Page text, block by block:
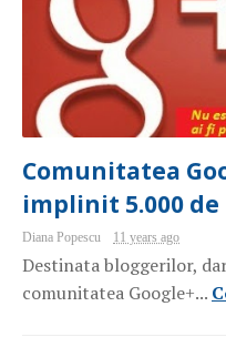
Comunitatea
implinit 5.000
Diana Popescu 11 years ago
Destinata bloggerilor,
comunitatea Google+...